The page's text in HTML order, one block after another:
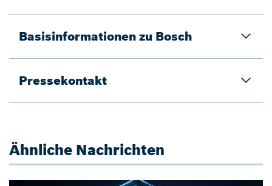
Basisinformationen zu Bosch
Pressekontakt
Ähnliche Nachrichten